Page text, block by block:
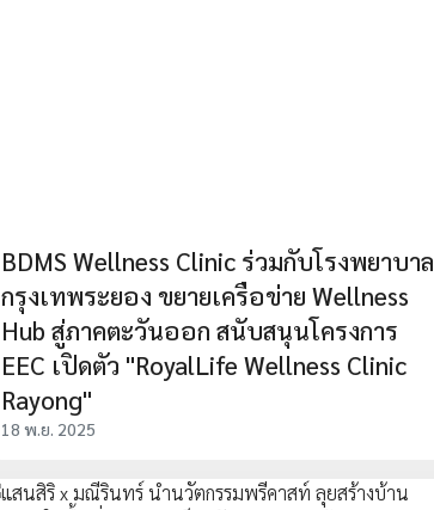
BDMS Wellness Clinic ร่วมกับโรงพยาบาล
กรุงเทพระยอง ขยายเครือข่าย Wellness
Hub สู่ภาคตะวันออก สนับสนุนโครงการ
EEC เปิดตัว "RoyalLife Wellness Clinic
Rayong"
18 พ.ย. 2025